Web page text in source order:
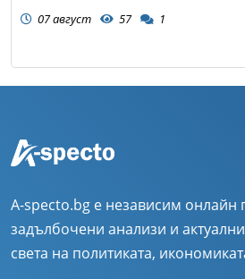
07 август 57 1
A-specto.bg е независим онлайн
задълбочени анализи и
света на политиката,